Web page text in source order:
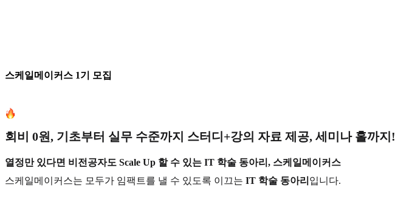
스케일메이커스 1기 모집
회비 0원, 기초부터 실무 수준까지 스터디+강의 자료 제공, 세미나 홀까지!
열정만 있다면 비전공자도 Scale Up 할 수 있는 IT 학술 동아리, 스케일메이커스
스케일메이커스는 모두가 임팩트를 낼 수 있도록 이끄는 IT 학술 동아리 입니다.